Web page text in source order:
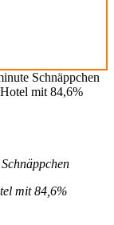
mit 84,6%